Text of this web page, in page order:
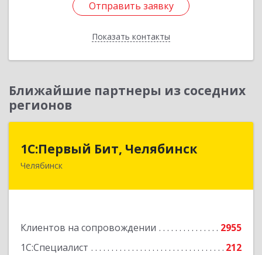
Отправить заявку
Показать контакты
Отправить заявку
Назад
Ближайшие партнеры из соседних
регионов
1С:Первый Бит, Челябинск
Челябинск
Клиентов на сопровождении
2955
1С:Специалист
212
1С:Первый Бит, Челябинск